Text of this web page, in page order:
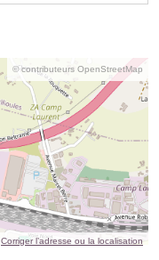
© contributeurs OpenStreetMap
Corriger l’adresse ou la localisation